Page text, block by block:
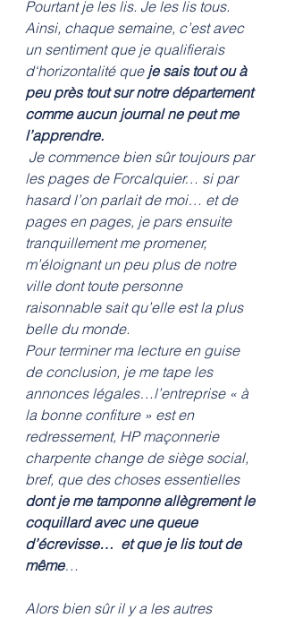
Pourtant je les lis. Je les lis tous.
Ainsi, chaque semaine, c’est avec
un sentiment que je qualifierais
d‘horizontalité que je sais tout ou à
peu près tout sur notre département
comme aucun journal ne peut me
l’apprendre.
Je commence bien sûr toujours par
les pages de Forcalquier… si par
hasard l’on parlait de moi… et de
pages en pages, je pars ensuite
tranquillement me promener,
m’éloignant un peu plus de notre
ville dont toute personne
raisonnable sait qu’elle est la plus
belle du monde.
Pour terminer ma lecture en guise
de conclusion, je me tape les
annonces légales…l’entreprise « à
la bonne confiture » est en
redressement, HP maçonnerie
charpente change de siège social,
bref, que des choses essentielles
dont je me tamponne allègrement le
coquillard avec une queue
d’écrevisse…  et que je lis tout de
même…
Alors bien sûr il y a les autres